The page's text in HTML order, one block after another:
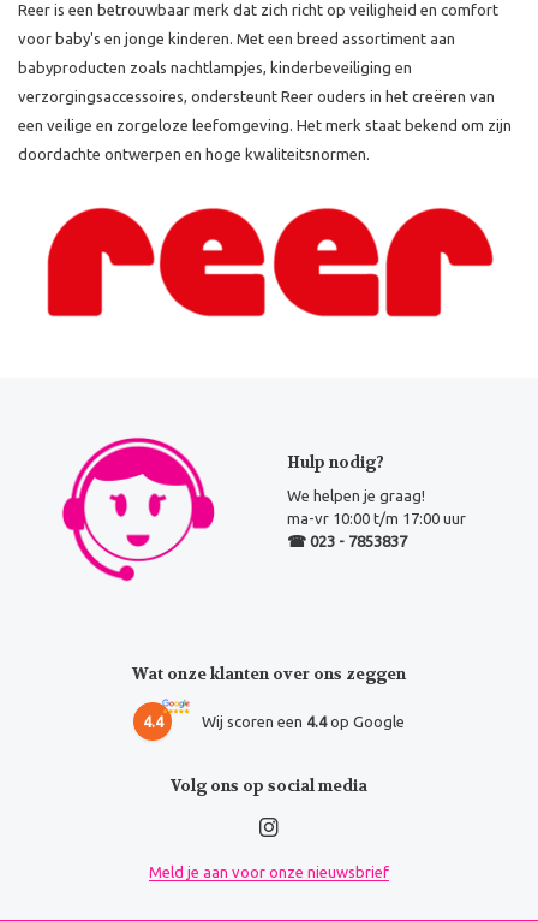
Reer is een betrouwbaar merk dat zich richt op veiligheid en comfort
voor baby's en jonge kinderen. Met een breed assortiment aan
babyproducten zoals nachtlampjes, kinderbeveiliging en
verzorgingsaccessoires, ondersteunt Reer ouders in het creëren van
een veilige en zorgeloze leefomgeving. Het merk staat bekend om zijn
doordachte ontwerpen en hoge kwaliteitsnormen.
Hulp nodig?
We helpen je graag!
ma-vr 10:00 t/m 17:00 uur
☎ 023 - 7853837
Wat onze klanten over ons zeggen
4.4 Wij scoren een 4.4op Google
Volg ons op social media
Meld je aan voor onze nieuwsbrief